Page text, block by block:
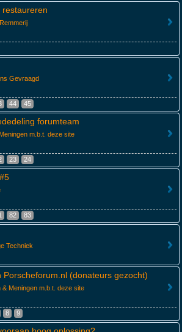
restaureren
Gevraagd
44 45
forumteam
m.b.t. deze site
23 24
82 83
Techniek
Porscheforum.nl (donateurs gezocht)
& Meningen m.b.t. deze site
8 9